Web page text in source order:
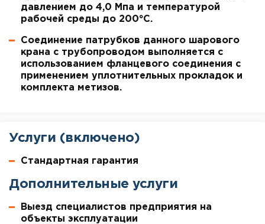
давлением до 4,0 Мпа и температурой
рабочей среды до 200°С.
Соединение патрубков данного шарового
крана с трубопроводом выполняется с
использованием фланцевого соединения с
применением уплотнительных прокладок и
комплекта метизов.
Услуги (включено)
Стандартная гарантия
Дополнительные услуги
Выезд специалистов предприятия на
объекты эксплуатации